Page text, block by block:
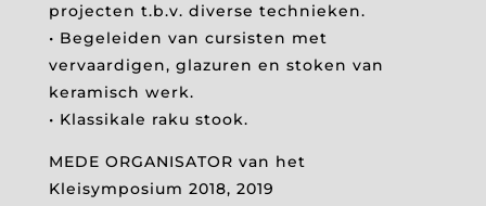
projecten t.b.v. diverse technieken.
• Begeleiden van cursisten met
vervaardigen, glazuren en stoken van
keramisch werk.
• Klassikale raku stook.
MEDE ORGANISATOR van het
Kleisymposium 2018, 2019